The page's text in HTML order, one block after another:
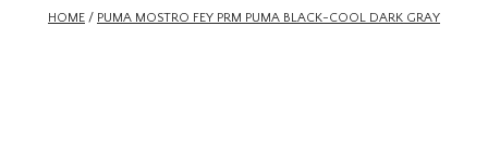
NIEUWHOME / PUMA MOSTRO FEY PRM PUMA BLACK-COOL DARK GRAY